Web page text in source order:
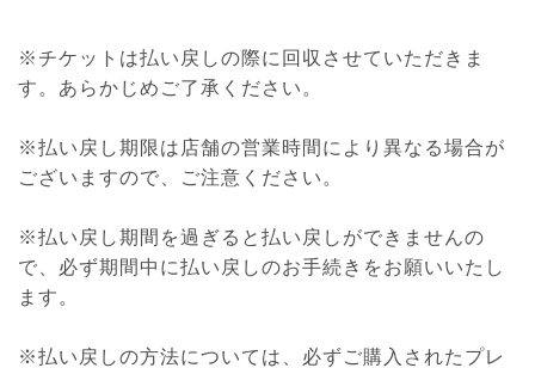
※チケットは払い戻しの際に回収させていただきま
す。あらかじめご了承ください。
※払い戻し期限は店舗の営業時間により異なる場合が
ございますので、ご注意ください。
※払い戻し期間を過ぎると払い戻しができませんの
で、必ず期間中に払い戻しのお手続きをお願いいたし
ます。
※払い戻しの方法については、必ずご購入されたプレ